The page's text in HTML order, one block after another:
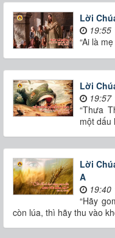
Lời
19:55
“Ai là
Lời
19:57
“Thưa
một dấu
Lời
A
19:40
“Hãy
còn lúa, thì hãy thu vào